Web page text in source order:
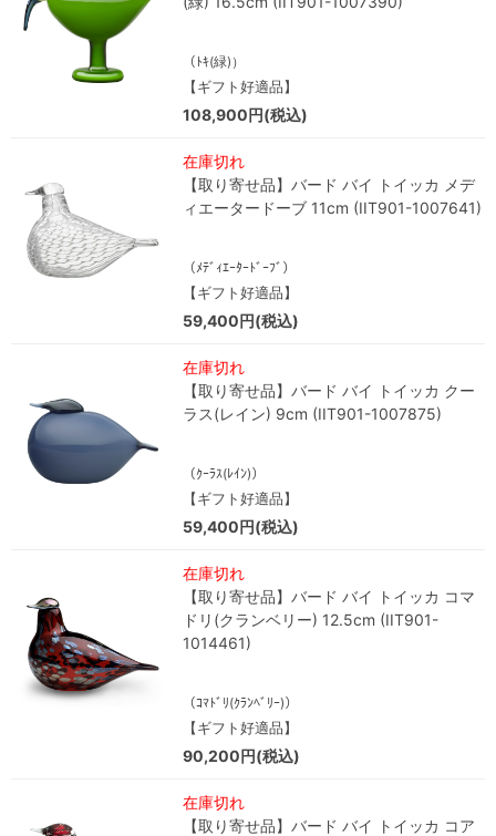
（ﾄｷ(緑)）
【ギフト好適品】
108,900円(税込)
在庫切れ
【取り寄せ品】バード バイ トイッカ メデ
ィエータードーブ 11cm (IIT901-1007641)
（ﾒﾃﾞｨｴｰﾀｰﾄﾞｰﾌﾞ）
【ギフト好適品】
59,400円(税込)
在庫切れ
【取り寄せ品】バード バイ トイッカ クー
ラス(レイン) 9cm (IIT901-1007875)
（ｸｰﾗｽ(ﾚｲﾝ)）
【ギフト好適品】
59,400円(税込)
在庫切れ
【取り寄せ品】バード バイ トイッカ コマ
ドリ(クランベリー) 12.5cm (IIT901-
1014461)
（ｺﾏﾄﾞﾘ(ｸﾗﾝﾍﾞﾘｰ)）
【ギフト好適品】
90,200円(税込)
在庫切れ
【取り寄せ品】バード バイ トイッカ コア